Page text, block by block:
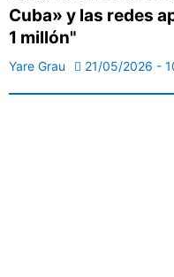
Cuba» y las redes
1 millón"
Yare Grau 21/05/2026 -